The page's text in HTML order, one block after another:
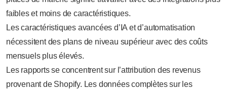
faibles et moins de caractéristiques.
Les caractéristiques avancées d’IA et d’automatisation
nécessitent des plans de niveau supérieur avec des coûts
mensuels plus élevés.
Les rapports se concentrent sur l’attribution des revenus
provenant de Shopify. Les données complètes sur les